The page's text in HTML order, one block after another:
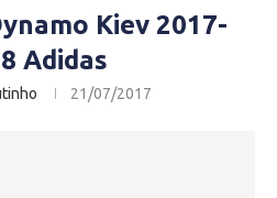
Kiev 2017-
Adidas
21/07/2017